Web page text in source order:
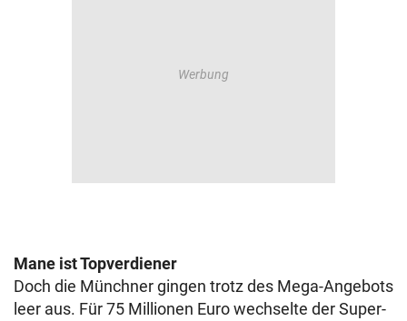
Mane ist Topverdiener
Doch die Münchner gingen trotz des Mega-Angebots
leer aus. Für 75 Millionen Euro wechselte der Super-